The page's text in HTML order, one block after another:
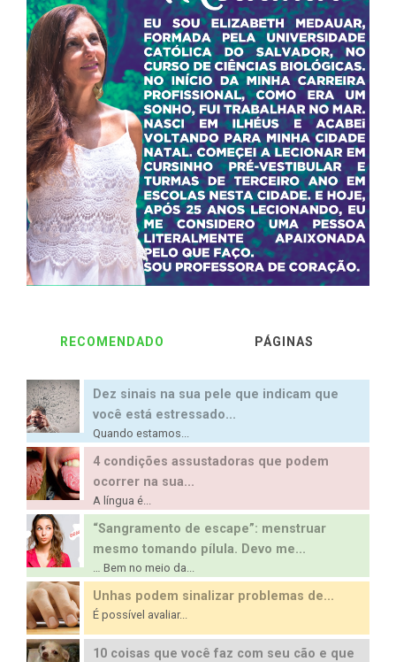
RECOMENDADO PÁGINAS
Dez sinais na sua pele que indicam que
você está estressado...
Quando estamos...
4 condições assustadoras que podem
ocorrer na sua...
A língua é...
“Sangramento de escape”: menstruar
mesmo tomando pílula. Devo me...
… Bem no meio da...
Unhas podem sinalizar problemas de...
É possível avaliar...
10 coisas que você faz com seu cão e que